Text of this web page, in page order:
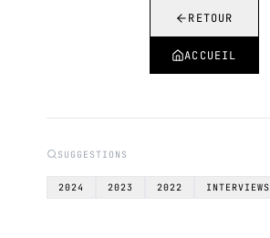
RETOUR
ACCUEIL
SUGGESTIONS
2024 2023 2022 INTERVIEWS